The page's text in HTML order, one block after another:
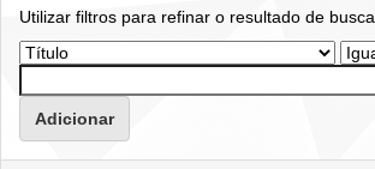
Utilizar filtros para refinar o resultado de busca.